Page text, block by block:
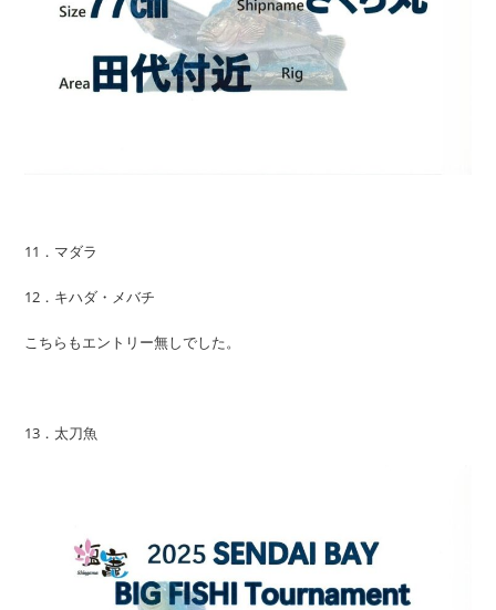
11．マダラ
12．キハダ・メバチ
こちらもエントリー無しでした。
13．太刀魚